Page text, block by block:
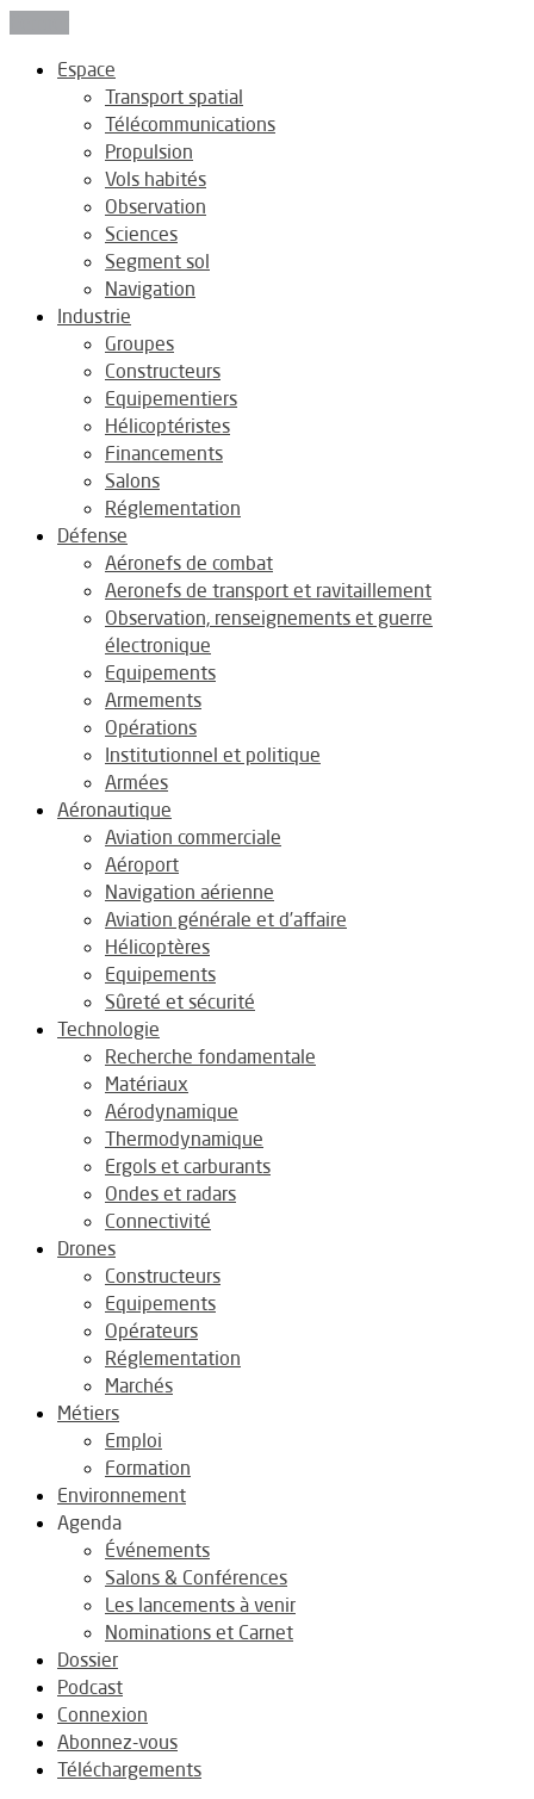
Espace
Transport spatial
Télécommunications
Propulsion
Vols habités
Observation
Sciences
Segment sol
Navigation
Industrie
Groupes
Constructeurs
Equipementiers
Hélicoptéristes
Financements
Salons
Réglementation
Défense
Aéronefs de combat
Aeronefs de transport et ravitaillement
Observation, renseignements et guerre
électronique
Equipements
Armements
Opérations
Institutionnel et politique
Armées
Aéronautique
Aviation commerciale
Aéroport
Navigation aérienne
Aviation générale et d’affaire
Hélicoptères
Equipements
Sûreté et sécurité
Technologie
Recherche fondamentale
Matériaux
Aérodynamique
Thermodynamique
Ergols et carburants
Ondes et radars
Connectivité
Drones
Constructeurs
Equipements
Opérateurs
Réglementation
Marchés
Métiers
Emploi
Formation
Environnement
Agenda
Événements
Salons & Conférences
Les lancements à venir
Nominations et Carnet
Dossier
Podcast
Connexion
Abonnez-vous
Téléchargements